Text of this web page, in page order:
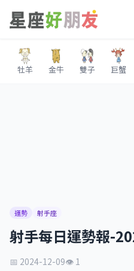
牡羊 金牛 雙子 巨蟹
運勢 射手座
射手每日運勢報-
📅 2024-12-09👁 1